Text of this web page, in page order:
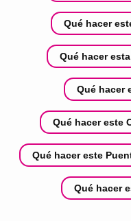
Qué hacer
Qué hacer
Qué hacer
Qué hacer este
Qué hacer este
Qué hacer